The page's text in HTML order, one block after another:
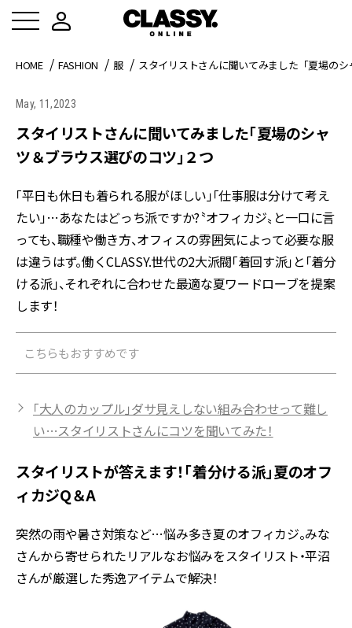
HOME FASHION 服 スタイリストさんに聞いてみました「夏場の
May, 11,2023
スタイリストさんに聞いてみました「夏場のシャ
ツ＆ブラウス選びのコツ」２つ
「平日も休日も着られる服がほしい」「仕事服は分けて考え
たい」…あなたはどっち派ですか?〝オフィカジ〟と一口に言
っても、職種や働き方、オフィスの雰囲気によって必要な服
は違うはず。働くCLASSY.世代の2大派閥「着回す派」と「着分
ける派」、それぞれに合わせた最適な夏ワードローブを提案
します！
こちらもおすすめです
「大人のカップル」ダサ見えしない組み合わせって難し
い…スタイリストさんにコツを聞いてみた！
スタイリストが答えます！「着分ける派」夏のオフ
ィカジQ＆A
突然の雨や暑さ対策など…悩み多き夏のオフィカジ。みな
さんから寄せられたリアルなお悩みをスタイリスト・平沼
さんが厳選した秀逸アイテムで解決！